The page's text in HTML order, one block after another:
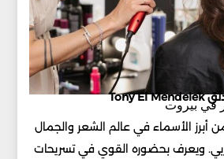
في بيروت
أبرز الأسماء في عالم الشعر والجمال
ويعرف بحضوره القوي في تسريحات